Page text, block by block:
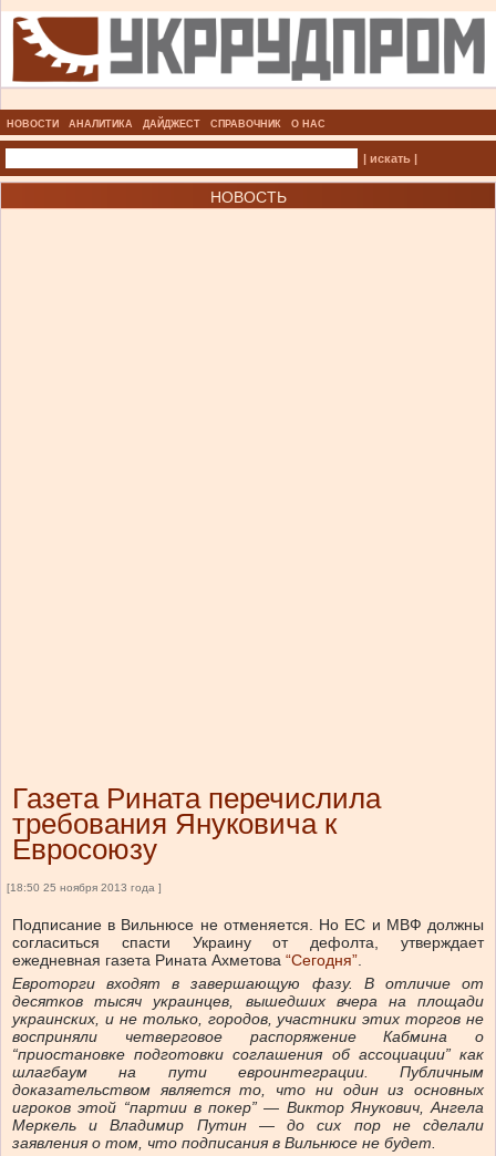
НОВОСТИ АНАЛИТИКА ДАЙДЖЕСТ СПРАВОЧНИК О НАС
| искать |
НОВОСТЬ
Газета Рината перечислила
требования Януковича к
Евросоюзу
[18:50 25 ноября 2013 года ]
Подписание в Вильнюсе не отменяется. Но ЕС и МВФ должны
согласиться спасти Украину от дефолта, утверждает
ежедневная газета Рината Ахметова “Сегодня”.
Евроторги входят в завершающую фазу. В отличие от
десятков тысяч украинцев, вышедших вчера на площади
украинских, и не только, городов, участники этих торгов не
восприняли четверговое распоряжение Кабмина о
“приостановке подготовки соглашения об ассоциации” как
шлагбаум на пути евроинтеграции. Публичным
доказательством является то, что ни один из основных
игроков этой “партии в покер” — Виктор Янукович, Ангела
Меркель и Владимир Путин — до сих пор не сделали
заявления о том, что подписания в Вильнюсе не будет.